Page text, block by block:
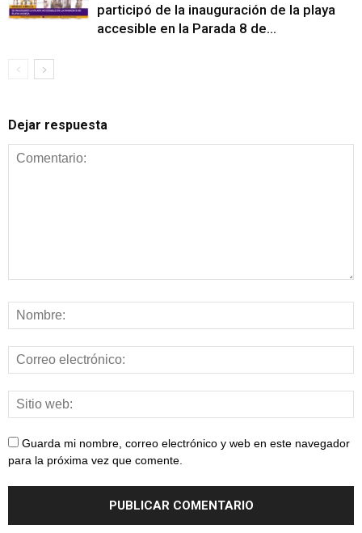
participó de la inauguración de la playa
accesible en la Parada 8 de...
Dejar respuesta
Guarda mi nombre, correo electrónico y web en este navegador
para la próxima vez que comente.